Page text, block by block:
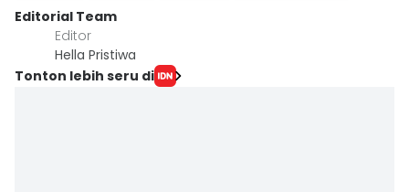
Editorial Team
Editor
Hella Pristiwa
Tonton lebih seru di